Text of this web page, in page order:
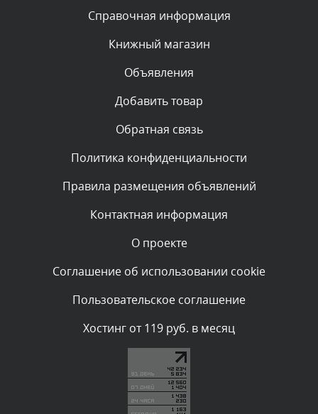
Текст комментария будет виден после проверки
администратором.
Комментарий проверяется
администратором.
Комментарий проверяется
администратором.
Комментарий проверяется
администратором.
Комментарий проверяется
Текст комментария будет виден после проверки
Комментарий проверяется
Справочная информация
Книжный магазин
Объявления
Добавить товар
Обратная связь
Политика конфиденциальности
Правила размещения объявлений
Контактная информация
О проекте
Соглашение об использовании cookie
Пользовательское соглашение
Хостинг от 119 руб. в месяц